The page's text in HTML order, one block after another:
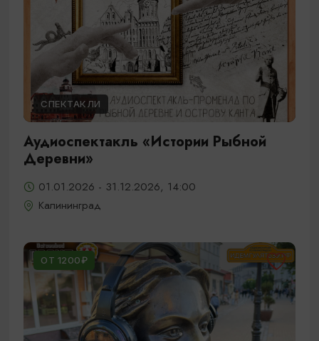
СПЕКТАКЛИ
Аудиоспектакль «Истории Рыбной
Деревни»
01.01.2026 - 31.12.2026, 14:00
Калининград
ОТ 1200₽